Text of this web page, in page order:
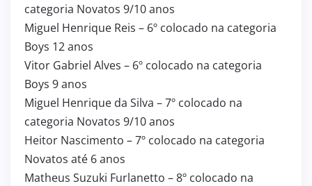
categoria Novatos 9/10 anos
Miguel Henrique Reis – 6º colocado na categoria
Boys 12 anos
Vitor Gabriel Alves – 6º colocado na categoria
Boys 9 anos
Miguel Henrique da Silva – 7º colocado na
categoria Novatos 9/10 anos
Heitor Nascimento – 7º colocado na categoria
Novatos até 6 anos
Matheus Suzuki Furlanetto – 8º colocado na